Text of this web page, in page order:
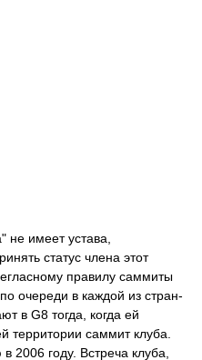
не имеет устава,
статус члена этот
правилу саммиты
очереди в каждой из стран-
в G8 тогда, когда ей
территории саммит клуба.
2006 году. Встреча клуба,